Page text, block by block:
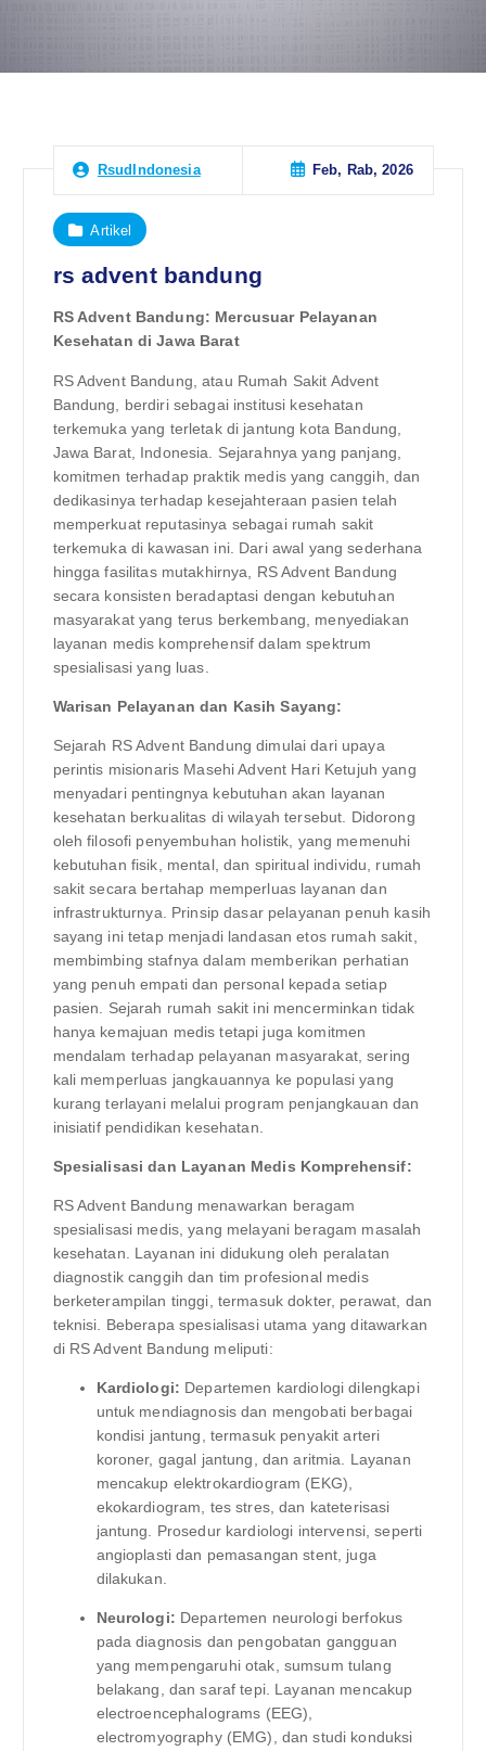
RsudIndonesia Feb, Rab, 2026
Artikel
rs advent bandung
RS Advent Bandung: Mercusuar Pelayanan
Kesehatan di Jawa Barat
RS Advent Bandung, atau Rumah Sakit Advent
Bandung, berdiri sebagai institusi kesehatan
terkemuka yang terletak di jantung kota Bandung,
Jawa Barat, Indonesia. Sejarahnya yang panjang,
komitmen terhadap praktik medis yang canggih, dan
dedikasinya terhadap kesejahteraan pasien telah
memperkuat reputasinya sebagai rumah sakit
terkemuka di kawasan ini. Dari awal yang sederhana
hingga fasilitas mutakhirnya, RS Advent Bandung
secara konsisten beradaptasi dengan kebutuhan
masyarakat yang terus berkembang, menyediakan
layanan medis komprehensif dalam spektrum
spesialisasi yang luas.
Warisan Pelayanan dan Kasih Sayang:
Sejarah RS Advent Bandung dimulai dari upaya
perintis misionaris Masehi Advent Hari Ketujuh yang
menyadari pentingnya kebutuhan akan layanan
kesehatan berkualitas di wilayah tersebut. Didorong
oleh filosofi penyembuhan holistik, yang memenuhi
kebutuhan fisik, mental, dan spiritual individu, rumah
sakit secara bertahap memperluas layanan dan
infrastrukturnya. Prinsip dasar pelayanan penuh kasih
sayang ini tetap menjadi landasan etos rumah sakit,
membimbing stafnya dalam memberikan perhatian
yang penuh empati dan personal kepada setiap
pasien. Sejarah rumah sakit ini mencerminkan tidak
hanya kemajuan medis tetapi juga komitmen
mendalam terhadap pelayanan masyarakat, sering
kali memperluas jangkauannya ke populasi yang
kurang terlayani melalui program penjangkauan dan
inisiatif pendidikan kesehatan.
Spesialisasi dan Layanan Medis Komprehensif:
RS Advent Bandung menawarkan beragam
spesialisasi medis, yang melayani beragam masalah
kesehatan. Layanan ini didukung oleh peralatan
diagnostik canggih dan tim profesional medis
berketerampilan tinggi, termasuk dokter, perawat, dan
teknisi. Beberapa spesialisasi utama yang ditawarkan
di RS Advent Bandung meliputi:
Kardiologi: Departemen kardiologi dilengkapi
untuk mendiagnosis dan mengobati berbagai
kondisi jantung, termasuk penyakit arteri
koroner, gagal jantung, dan aritmia. Layanan
mencakup elektrokardiogram (EKG),
ekokardiogram, tes stres, dan kateterisasi
jantung. Prosedur kardiologi intervensi, seperti
angioplasti dan pemasangan stent, juga
dilakukan.
Neurologi: Departemen neurologi berfokus
pada diagnosis dan pengobatan gangguan
yang mempengaruhi otak, sumsum tulang
belakang, dan saraf tepi. Layanan mencakup
electroencephalograms (EEG),
electromyography (EMG), dan studi konduksi